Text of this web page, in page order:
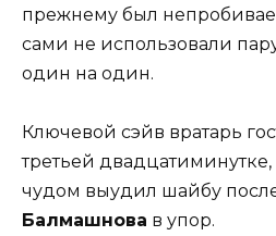
прежнему был
сами не использовали
один на один.
Ключевой сэйв вратарь
третьей
чудом выудил шайбу
Балмашнова в упор.